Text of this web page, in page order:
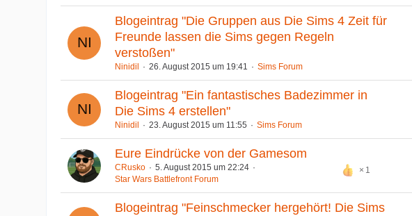
Blogeintrag "Die Gruppen aus Die Sims 4 Zeit für
Freunde lassen die Sims gegen Regeln
verstoßen"
Ninidil 26. August 2015 um 19:41 Sims Forum
Blogeintrag "Ein fantastisches Badezimmer in
Die Sims 4 erstellen"
Ninidil 23. August 2015 um 11:55 Sims Forum
Eure Eindrücke von der Gamesom
1
CRusko
5. August 2015 um 22:24
Star Wars Battlefront Forum
Blogeintrag "Feinschmecker hergehört! Die Sims